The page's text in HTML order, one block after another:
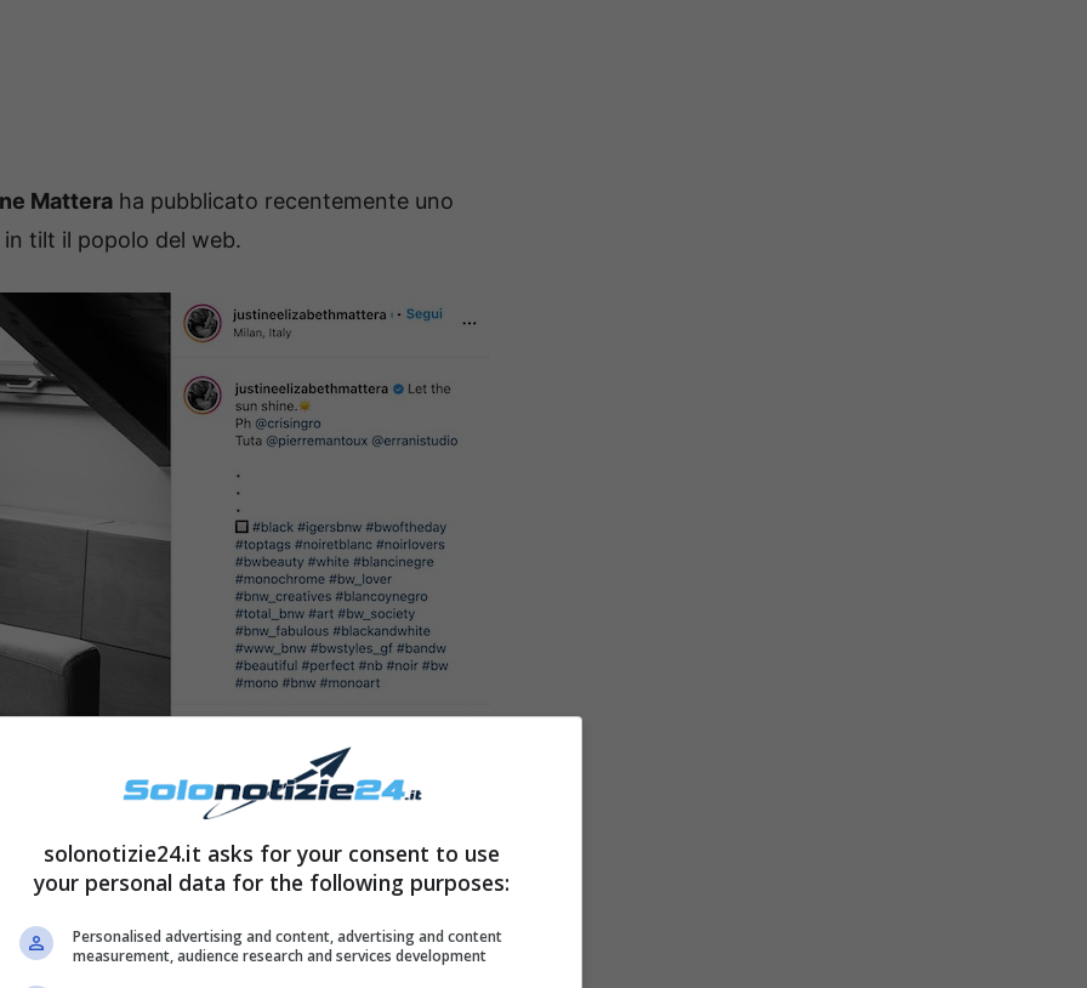
Mattera ha pubblicato recentemente uno
tilt il popolo del web.
infatti con una tutona aderentissima
che
, il suodécollétéed il suocorpo da urlo.
solonotizie24.it asks for your consent to use
your personal data for the following purposes:
Personalised advertising and content, advertising and content
measurement, audience research and services development